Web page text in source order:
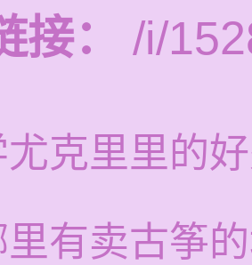
接：
/i/
克里里的
有卖古筝